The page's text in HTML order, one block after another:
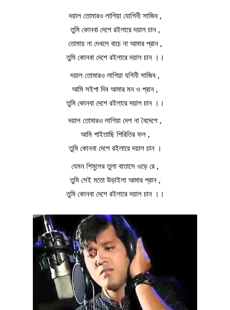
দয়াল তোমারও লাগিয়া যোগিনী সাজিব ,
তুমি কোনবা দেশে রইলারে দয়াল চান ,
তোমায় না দেখলে বাচে না আমার প্রান ,
তুমি কোনবা দেশে রইলারে দয়াল চান ।।
দয়াল তোমারও লাগিয়া যগিনী সাজিব ,
আমি সইপা দিব আমার মন ও প্রান ,
তুমি কোনবা দেশে রইলারে দয়াল চান ।।
দয়াল তোমারও লাগিয়া দেশ না বৈদেশে ,
আমি পাইতাছি পিরিতির ফল ,
তুমি কোনবা দেশে রইলারে দয়াল চান ।
যেমন শিমুলের তুলা বাতাসে ওড়ে রে ,
তুমি সেই মতো উড়াইলা আমার প্রান ,
তুমি কোনবা দেশে রইলারে দয়াল চান ।।